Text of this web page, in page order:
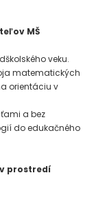
MŠ
veku.
matematických
orientáciu v
a bez
do edukačného
prostredí